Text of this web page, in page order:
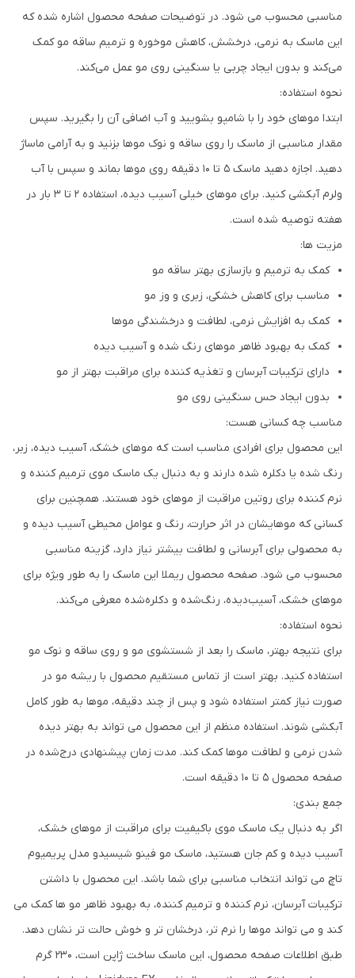
مناسبی محسوب می شود. در توضیحات صفحه محصول اشاره شده که
این ماسک به نرمی، درخشش، کاهش موخوره و ترمیم ساقه مو کمک
می‌کند و بدون ایجاد چربی یا سنگینی روی مو عمل می‌کند.
نحوه استفاده:
ابتدا موهای خود را با شامپو بشویید و آب اضافی آن را بگیرید. سپس
مقدار مناسبی از ماسک را روی ساقه و نوک موها بزنید و به آرامی ماساژ
دهید. اجازه دهید ماسک 5 تا 10 دقیقه روی موها بماند و سپس با آب
ولرم آبکشی کنید. برای موهای خیلی آسیب دیده، استفاده 2 تا 3 بار در
هفته توصیه شده است.
مزیت ها:
کمک به ترمیم و بازسازی بهتر ساقه مو
مناسب برای کاهش خشکی، زبری و وز مو
کمک به افزایش نرمی، لطافت و درخشندگی موها
کمک به بهبود ظاهر موهای رنگ شده و آسیب دیده
دارای ترکیبات آبرسان و تغذیه کننده برای مراقبت بهتر از مو
بدون ایجاد حس سنگینی روی مو
مناسب چه کسانی هست:
این محصول برای افرادی مناسب است که موهای خشک، آسیب دیده، زبر،
رنگ شده یا دکلره شده دارند و به دنبال یک ماسک موی ترمیم کننده و
نرم کننده برای روتین مراقبت از موهای خود هستند. همچنین برای
کسانی که موهایشان در اثر حرارت، رنگ و عوامل محیطی آسیب دیده و
به محصولی برای آبرسانی و لطافت بیشتر نیاز دارد، گزینه مناسبی
محسوب می شود. صفحه محصول ریملا این ماسک را به طور ویژه برای
موهای خشک، آسیب‌دیده، رنگ‌شده و دکلره‌شده معرفی می‌کند.
نحوه استفاده:
برای نتیجه بهتر، ماسک را بعد از شستشوی مو و روی ساقه و نوک مو
استفاده کنید. بهتر است از تماس مستقیم محصول با ریشه مو در
صورت نیاز کمتر استفاده شود و پس از چند دقیقه، موها به طور کامل
آبکشی شوند. استفاده منظم از این محصول می تواند به بهتر دیده
شدن نرمی و لطافت موها کمک کند. مدت زمان پیشنهادی درج‌شده در
صفحه محصول 5 تا 10 دقیقه است.
جمع بندی:
اگر به دنبال یک ماسک موی باکیفیت برای مراقبت از موهای خشک،
آسیب دیده و کم جان هستید، ماسک مو فینو شیسیدو مدل پریمیوم
تاچ می تواند انتخاب مناسبی برای شما باشد. این محصول با داشتن
ترکیبات آبرسان، نرم کننده و ترمیم کننده، به بهبود ظاهر مو ها کمک می
کند و می تواند موها را نرم تر، درخشان تر و خوش حالت تر نشان دهد.
طبق اطلاعات صفحه محصول، این ماسک ساخت ژاپن است، 230 گرم